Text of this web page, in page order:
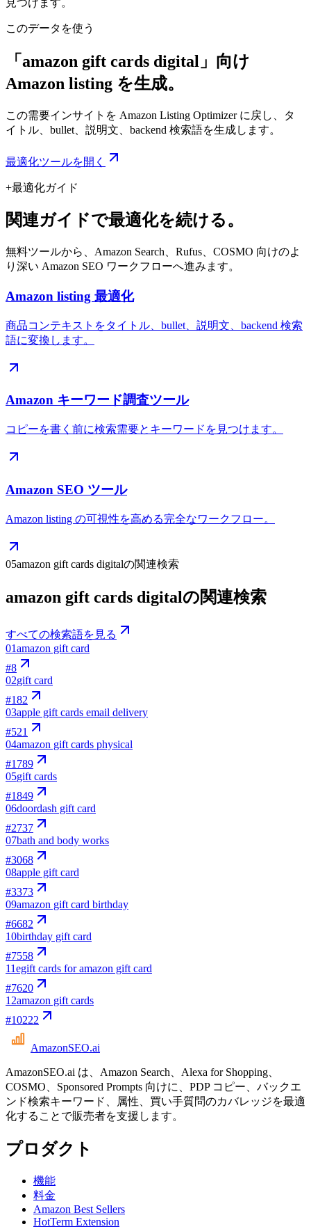
このデータを使う
「amazon gift cards digital」向け
Amazon listing を生成。
この需要インサイトを Amazon Listing Optimizer に戻し、タ
イトル、bullet、説明文、backend 検索語を生成します。
最適化ツールを開く
+最適化ガイド
関連ガイドで最適化を続ける。
無料ツールから、Amazon Search、Rufus、COSMO 向けのよ
り深い Amazon SEO ワークフローへ進みます。
Amazon listing 最適化
商品コンテキストをタイトル、bullet、説明文、backend 検索
語に変換します。
Amazon キーワード調査ツール
コピーを書く前に検索需要とキーワードを見つけます。
Amazon SEO ツール
Amazon listing の可視性を高める完全なワークフロー。
05amazon gift cards digitalの関連検索
amazon gift cards digitalの関連検索
すべての検索語を見る
01amazon gift card
#8
02gift card
#182
03apple gift cards email delivery
#521
04amazon gift cards physical
#1789
05gift cards
#1849
06doordash gift card
#2737
07bath and body works
#3068
08apple gift card
#3373
09amazon gift card birthday
#6682
10birthday gift card
#7558
11egift cards for amazon gift card
#7620
12amazon gift cards
#10222
AmazonSEO.ai
AmazonSEO.ai は、Amazon Search、Alexa for Shopping、
COSMO、Sponsored Prompts 向けに、PDP コピー、バックエ
ンド検索キーワード、属性、買い手質問のカバレッジを最適
化することで販売者を支援します。
プロダクト
機能
料金
Amazon Best Sellers
HotTerm Extension